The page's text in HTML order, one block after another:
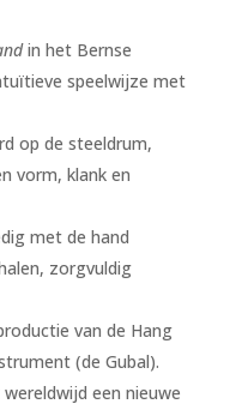
in het Bernse
speelwijze met
op de steeldrum,
vorm, klank en
met de hand
zorgvuldig
van de Hang
(de Gubal).
een nieuwe